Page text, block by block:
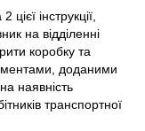
інструкції,
на відділенні
коробку та
доданими
наявність
транспортної